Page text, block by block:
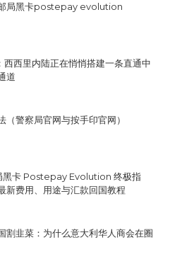
局黑卡postepay evolution
西西里内陆正在悄悄搭建一条直通中
道
（警察局官网与按手印官网）
黑卡 Postepay Evolution 终极指
新费用、用途与汇款回国教程
割韭菜：为什么意大利华人商会在圈